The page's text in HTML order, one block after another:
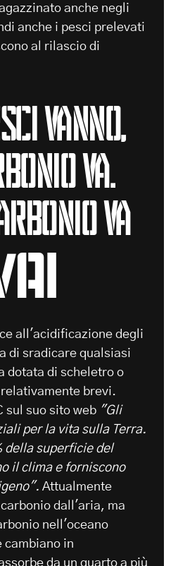
anche negli
anche i pesci prelevati
al rilascio di
vanno,
va.
va
all'acidificazione degli
di sradicare qualsiasi
dotata di scheletro o
brevi.
sul suo sito web "Gli
per la vita sulla Terra.
della superficie del
il clima e forniscono
Attualmente
dall'aria, ma
nell'oceano
cambiano in
da un quarto a più